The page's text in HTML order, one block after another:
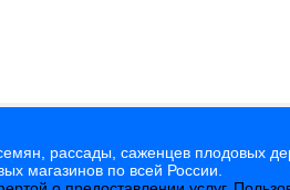
рассады, саженцев плодовых
магазинов по всей России.